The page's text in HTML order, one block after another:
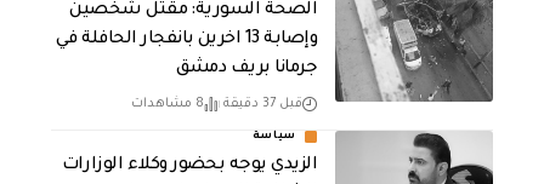
الصحة السورية: مقتل شخصين
وإصابة 13 اخرين بانفجار الحافلة في
جرمانا بريف دمشق
قبل 37 دقيقة 8 مشاهدات
سياسة
الزيدي يوجه بحضور وكلاء الوزارات